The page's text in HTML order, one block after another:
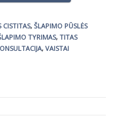
CISTITAS, ŠLAPIMO PŪSLĖS
TYRIMAS, TITAS
, VAISTAI